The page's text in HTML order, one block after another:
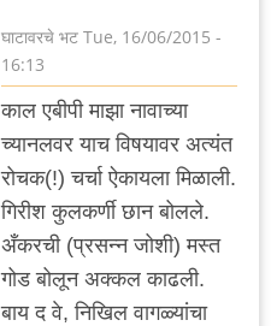
घाटावरचे भट Tue, 16/06/2015 -
16:13
In
to
सहमत
by
मी
काल एबीपी माझा नावाच्या
च्यानलवर याच विषयावर अत्यंत
रोचक(!) चर्चा ऐकायला मिळाली.
गिरीश कुलकर्णी छान बोलले.
अँकरची (प्रसन्न जोशी) मस्त
गोड बोलून अक्कल काढली.
बाय द वे, निखिल वागळ्यांचा